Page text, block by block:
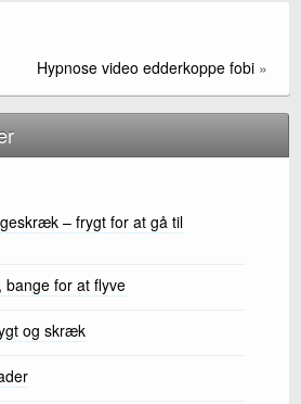
Hypnose video edderkoppe fobi »
– frygt for at gå til
for at flyve
og skræk